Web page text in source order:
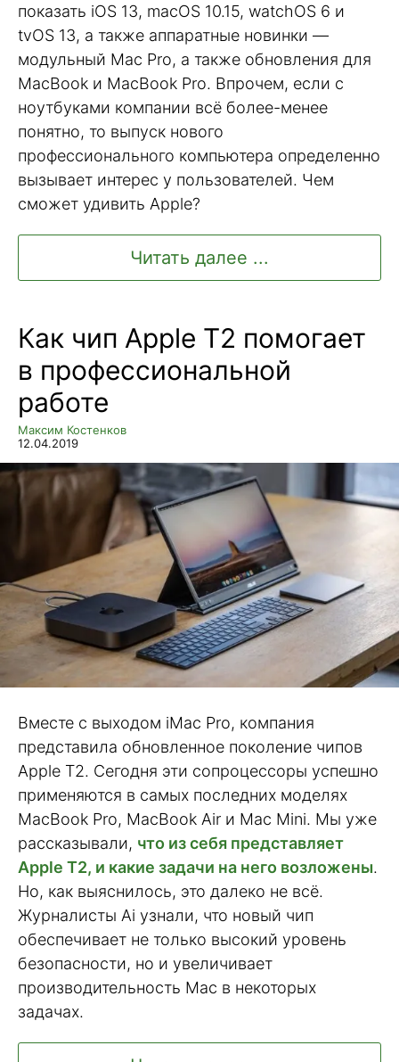
показать iOS 13, macOS 10.15, watchOS 6 и
tvOS 13, а также аппаратные новинки —
модульный Mac Pro, а также обновления для
MacBook и MacBook Pro. Впрочем, если с
ноутбуками компании всё более-менее
понятно, то выпуск нового
профессионального компьютера определенно
вызывает интерес у пользователей. Чем
сможет удивить Apple?
Читать далее ...
Как чип Apple T2 помогает
в профессиональной
работе
Максим Костенков
12.04.2019
Вместе с выходом iMac Pro, компания
представила обновленное поколение чипов
Apple T2. Сегодня эти сопроцессоры успешно
применяются в самых последних моделях
MacBook Pro, MacBook Air и Mac Mini. Мы уже
рассказывали, что из себя представляет
Apple T2, и какие задачи на него возложены.
Но, как выяснилось, это далеко не всё.
Журналисты Ai узнали, что новый чип
обеспечивает не только высокий уровень
безопасности, но и увеличивает
производительность Mac в некоторых
задачах.